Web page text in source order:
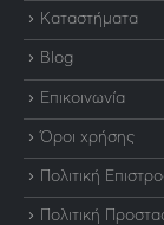
Καταστήματα
Blog
Επικοινωνία
Όροι χρήσης
Πολιτική
Πολιτική